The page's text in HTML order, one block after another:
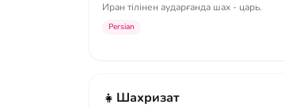
Иран тілінен аударғанда шах - царь.
Persian
👧 Шахризат